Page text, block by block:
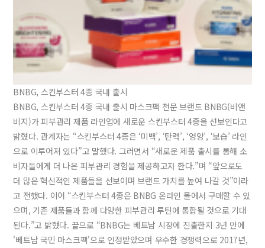
BNBG, 스킨부스터 4종 국내 출시
BNBG, 스킨부스터 4종 국내 출시 마스크팩 전문 브랜드 BNBG(비앤
비지)가 피부관리 제품 라인업에 새로운 스킨부스터 4종을 선보인다고
밝혔다. 관계자는 “스킨부스터 4종은 ‘미백’, ‘탄력’, ‘영양’, ‘보습’ 라인
으로 이루어져 있다”고 말했다. 그러면서 “새로운 제품 출시를 통해 소
비자들에게 더 나은 피부관리 경험을 제공하고자 한다.”며 “앞으로도
더 많은 혁신적인 제품들을 선보이며 브랜드 가치를 높여 나갈 것”이라
고 전했다. 이어 “스킨부스터 4종은 BNBG 온라인 몰에서 구매할 수 있
으며, 기존 제품들과 함께 다양한 피부관리 루틴에 통합될 것으로 기대
된다.”고 밝혔다. 끝으로 “BNBG는 베트남 시장에 진출한지 3년 만에
'베트남 국민 마스크팩'으로 인정받았으며 우수한 경쟁력으로 2017년,